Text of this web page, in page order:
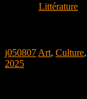
Littérature
j050807 Art, Culture,
2025